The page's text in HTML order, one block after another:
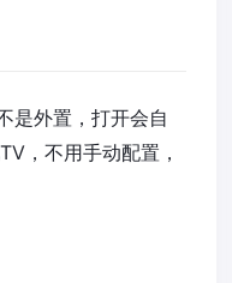
是外置，打开会自
，不用手动配置，